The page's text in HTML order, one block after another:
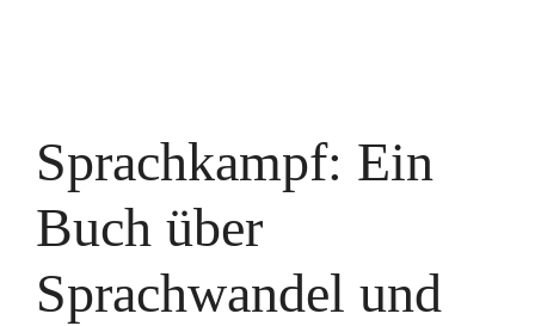
Sprachkampf: Ein
Buch über
Sprachwandel und